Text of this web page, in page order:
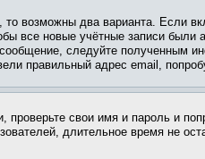
возможны два варианта. Если
все новые учётные записи
следуйте полученным
правильный адрес email,
проверьте свои имя и пароль и
длительное время не